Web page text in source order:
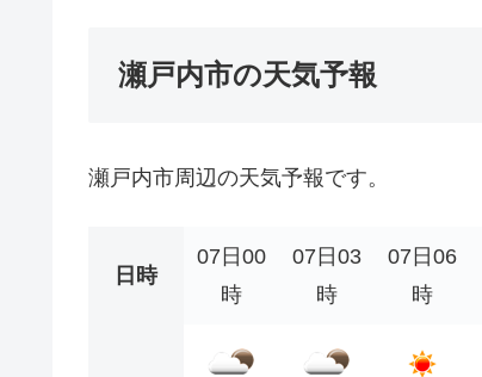
瀬戸内市の天気予報
瀬戸内市周辺の天気予報です。
日時
07日00
時
07日03
時
07日06
時